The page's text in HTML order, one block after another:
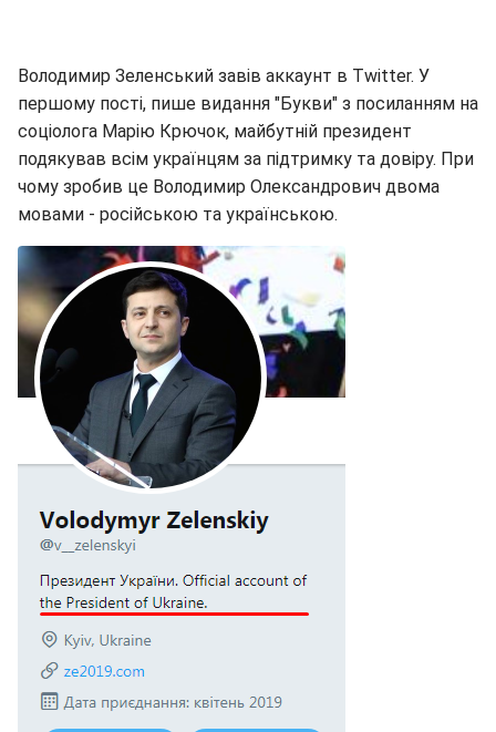
Володимир Зеленський завів аккаунт в Twitter. У
першому пості, пише видання "Букви" з посиланням на
соціолога Марію Крючок, майбутній президент
подякував всім українцям за підтримку та довіру. При
чому зробив це Володимир Олександрович двома
мовами - російською та українською.